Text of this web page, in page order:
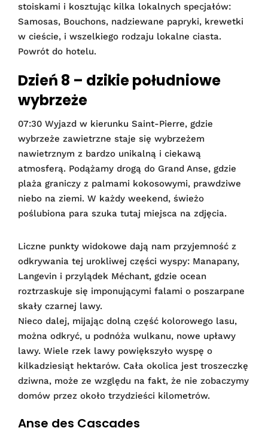
stoiskami i kosztując kilka lokalnych specjałów:
Samosas, Bouchons, nadziewane papryki, krewetki
w cieście, i wszelkiego rodzaju lokalne ciasta.
Powrót do hotelu.
Dzień 8 – dzikie południowe
wybrzeże
07:30 Wyjazd w kierunku Saint-Pierre, gdzie
wybrzeże zawietrzne staje się wybrzeżem
nawietrznym z bardzo unikalną i ciekawą
atmosferą. Podążamy drogą do Grand Anse, gdzie
plaża graniczy z palmami kokosowymi, prawdziwe
niebo na ziemi. W każdy weekend, świeżo
poślubiona para szuka tutaj miejsca na zdjęcia.
Liczne punkty widokowe dają nam przyjemność z
odkrywania tej urokliwej części wyspy: Manapany,
Langevin i przylądek Méchant, gdzie ocean
roztrzaskuje się imponującymi falami o poszarpane
skały czarnej lawy.
Nieco dalej, mijając dolną część kolorowego lasu,
można odkryć, u podnóża wulkanu, nowe upławy
lawy. Wiele rzek lawy powiększyło wyspę o
kilkadziesiąt hektarów. Cała okolica jest troszeczkę
dziwna, może ze względu na fakt, że nie zobaczymy
domów przez około trzydzieści kilometrów.
Anse des Cascades